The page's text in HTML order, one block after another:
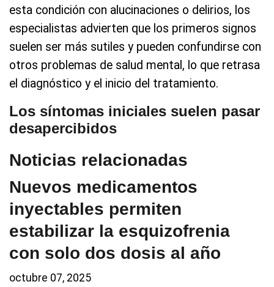
esta condición con alucinaciones o delirios, los
especialistas advierten que los primeros signos
suelen ser más sutiles y pueden confundirse con
otros problemas de salud mental, lo que retrasa
el diagnóstico y el inicio del tratamiento.
Los síntomas iniciales suelen pasar
desapercibidos
Noticias relacionadas
Nuevos medicamentos
inyectables permiten
estabilizar la esquizofrenia
con solo dos dosis al año
octubre 07, 2025